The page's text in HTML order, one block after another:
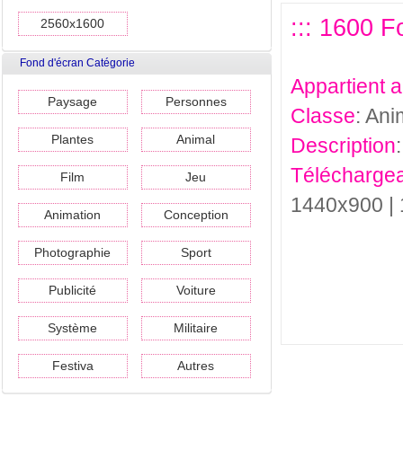
2560x1600
Fond d'écran Catégorie
Paysage Personnes
Plantes Animal
Film Jeu
Animation Conception
Photographie Sport
Publicité Voiture
Système Militaire
Festiva Autres
::: 1600
Appartient
Classe:
Description
1440x900 |